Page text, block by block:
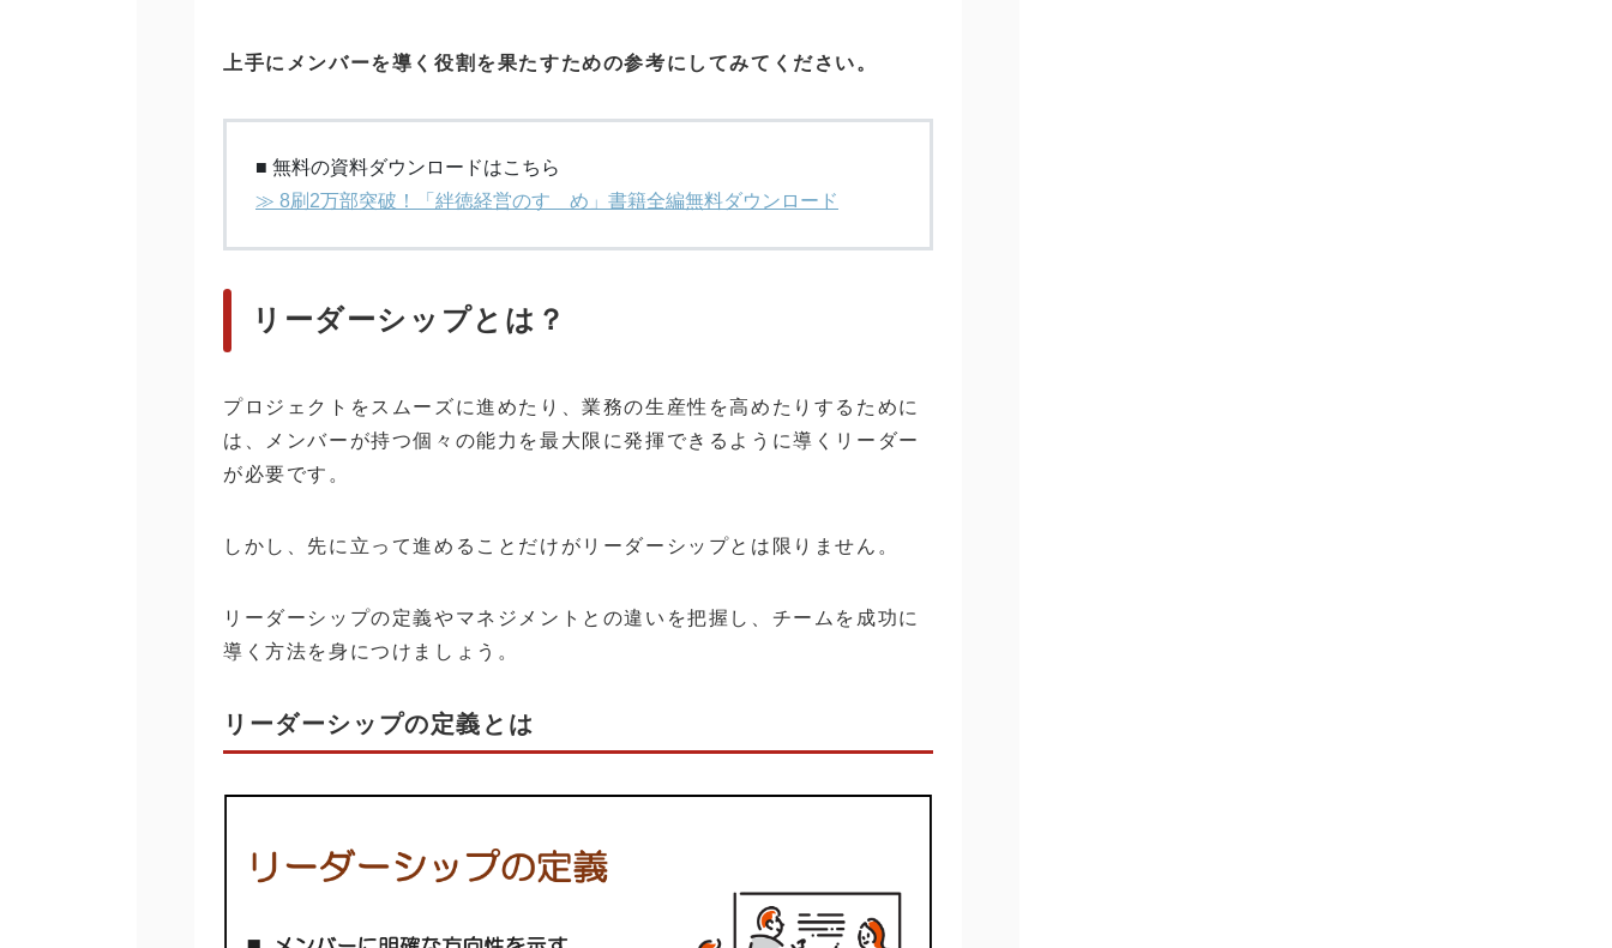
上手にメンバーを導く役割を果たすための参考にしてみてください。
■ 無料の資料ダウンロードはこちら
≫ 8刷2万部突破！「絆徳経営のすゝめ」書籍全編無料ダウンロード
リーダーシップとは？
プロジェクトをスムーズに進めたり、業務の生産性を高めたりするために
は、メンバーが持つ個々の能力を最大限に発揮できるように導くリーダー
が必要です。
しかし、先に立って進めることだけがリーダーシップとは限りません。
リーダーシップの定義やマネジメントとの違いを把握し、チームを成功に
導く方法を身につけましょう。
リーダーシップの定義とは